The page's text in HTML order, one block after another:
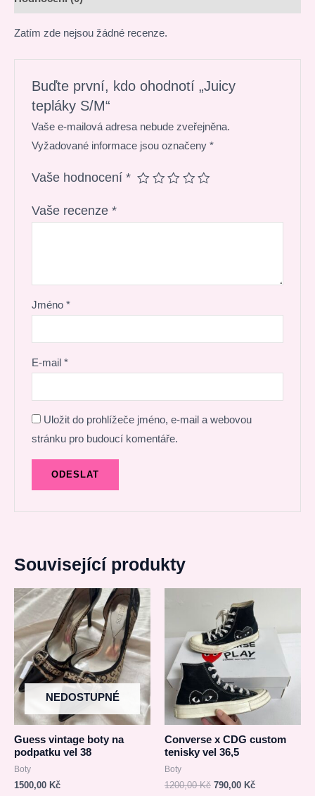
Zatím zde nejsou žádné recenze.
Buďte první, kdo ohodnotí „Juicy
tepláky S/M“
Vaše e-mailová adresa nebude zveřejněna.
Vyžadované informace jsou označeny*
Vaše hodnocení*
Vaše recenze*
Jméno*
E-mail*
Uložit do prohlížeče jméno, e-mail a webovou
stránku pro budoucí komentáře.
Související produkty
NEDOSTUPNÉ
Guess vintage boty na
podpatku vel 38
Boty
1500,00 Kč
Converse x CDG custom
tenisky vel 36,5
Boty
1200,00Kč
cena
byla:
1200,00 Kč.
790,00 Kč
je:
790,00 Kč.